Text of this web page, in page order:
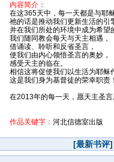
内容简介：
在这365天中，每一天都是与耶
祂的话是推动我们更新生活的引
并在我们所处的环境中成为希望
我们随同教会每天与天主相遇，
借诵读、聆听和反省圣言，
使我们由内心领悟圣言的奥妙，
感受天主的临在。
相信这将促使我们以生活为耶稣
这是我们身为基督徒的荣幸职责！
在2013年的每一天，愿天主圣言
作品关键字： 河北信德室出版
[最新书